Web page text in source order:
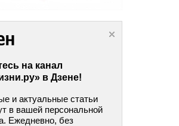
на канал
в Дзене!
и актуальные статьи
в вашей персональной
Ежедневно, без